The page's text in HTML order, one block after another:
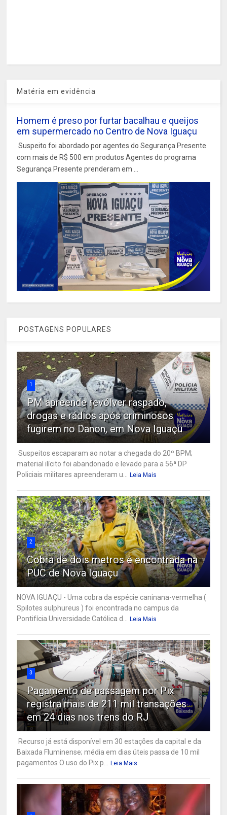
Matéria em evidência
Homem é preso por furtar bacalhau e queijos
em supermercado no Centro de Nova Iguaçu
Suspeito foi abordado por agentes do Segurança Presente
com mais de R$ 500 em produtos Agentes do programa
Segurança Presente prenderam em ...
POSTAGENS POPULARES
1
PM apreende revólver raspado,
drogas e rádios após criminosos
fugirem no Danon, em Nova Iguaçu
Suspeitos escaparam ao notar a chegada do 20º BPM;
material ilícito foi abandonado e levado para a 56ª DP
Policiais militares apreenderam u... Leia Mais
2
Cobra de dois metros é encontrada na
PUC de Nova Iguaçu
NOVA IGUAÇU - Uma cobra da espécie caninana-vermelha (
Spilotes sulphureus ) foi encontrada no campus da
Pontifícia Universidade Católica d... Leia Mais
3
Pagamento de passagem por Pix
registra mais de 211 mil transações
em 24 dias nos trens do RJ
Recurso já está disponível em 30 estações da capital e da
Baixada Fluminense; média em dias úteis passa de 10 mil
pagamentos O uso do Pix p... Leia Mais